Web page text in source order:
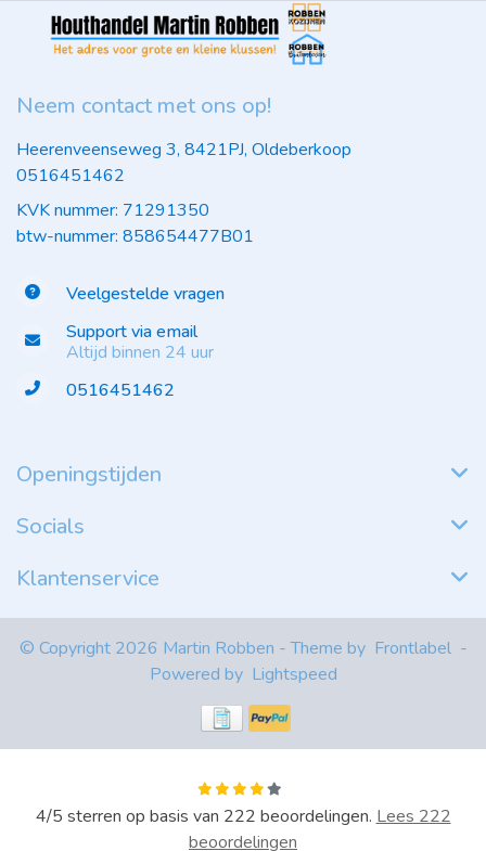
Neem contact met ons op!
Heerenveenseweg 3, 8421PJ, Oldeberkoop
0516451462
KVK nummer: 71291350
btw-nummer: 858654477B01
Veelgestelde vragen
Support via email
Altijd binnen 24 uur
0516451462
Openingstijden
Socials
Klantenservice
© Copyright 2026 Martin Robben - Theme by Frontlabel -
Powered by Lightspeed
4/5 sterren op basis van 222 beoordelingen. Lees 222
beoordelingen